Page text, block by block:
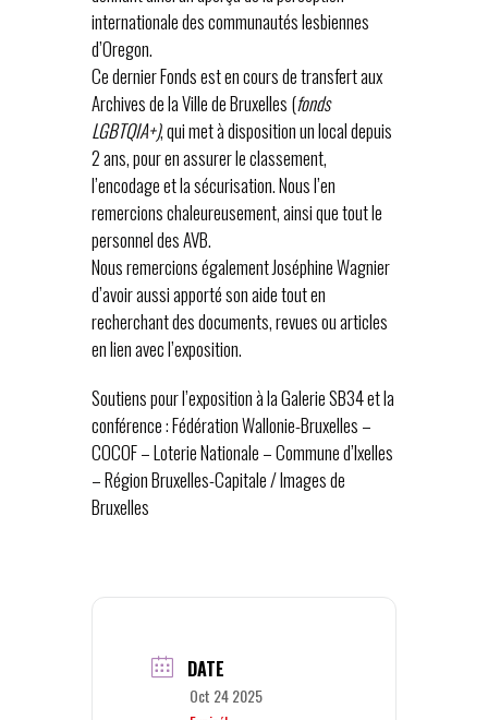
internationale des communautés lesbiennes
d’Oregon.
Ce dernier Fonds est en cours de transfert aux
Archives de la Ville de Bruxelles (fonds
LGBTQIA+), qui met à disposition un local depuis
2 ans, pour en assurer le classement,
l’encodage et la sécurisation. Nous l’en
remercions chaleureusement, ainsi que tout le
personnel des AVB.
Nous remercions également Joséphine Wagnier
d’avoir aussi apporté son aide tout en
recherchant des documents, revues ou articles
en lien avec l’exposition.
Soutiens pour l’exposition à la Galerie SB34 et la
conférence : Fédération Wallonie-Bruxelles –
COCOF – Loterie Nationale – Commune d’Ixelles
– Région Bruxelles-Capitale / Images de
Bruxelles
DATE
Oct 24 2025